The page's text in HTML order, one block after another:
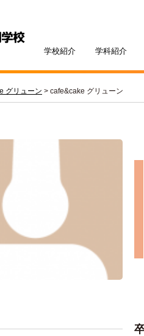
学校紹介
先輩が教える札幌ベ
学科紹介
調理師科
総合型選抜（AO入試）
学費サポート
就職サポート
年間スケジュール
社会人・フリーター
オンラインオープンキ
グリューン > cafe&cake グリューン